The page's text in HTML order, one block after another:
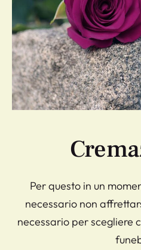
Per questo in un
necessario non
necessario per scegliere